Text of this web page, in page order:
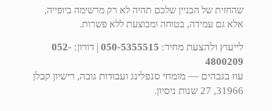
שהחזית של הבניין שלכם תהיה לא רק מרשימה ביופייה,
אלא גם עמידה, בטוחה ומבוצעת ללא פשרות.
לייעוץ ולהצעת מחיר: 050-5355515| דורון: 052-
4800209
עוז בגבהים — מומחי סנפלינג ועבודות גובה, רישיון קבלן
31966, 27 שנות ניסיון.